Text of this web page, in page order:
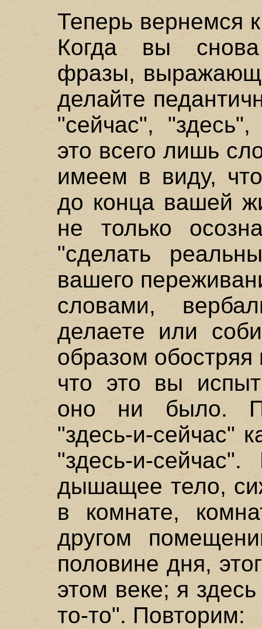
Теперь вернемся
Когда вы снова
фразы,
делайте
"сейчас",
это всего лишь
имеем в виду,
до конца вашей
не только
"сделать
вашего
словами,
делаете или
образом обостряя
что это вы
оно ни было.
"здесь-и-сейчас"
"здесь-и-
дышащее тело,
в комнате,
другом
половине дня,
этом веке; я
то-то". Повторим: